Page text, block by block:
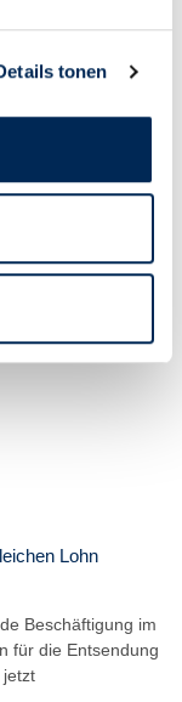
tonen
(WagwEU) Die
Lohn
Beschäftigung im
für die Entsendung